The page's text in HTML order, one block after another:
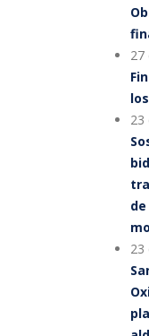
27
23
23